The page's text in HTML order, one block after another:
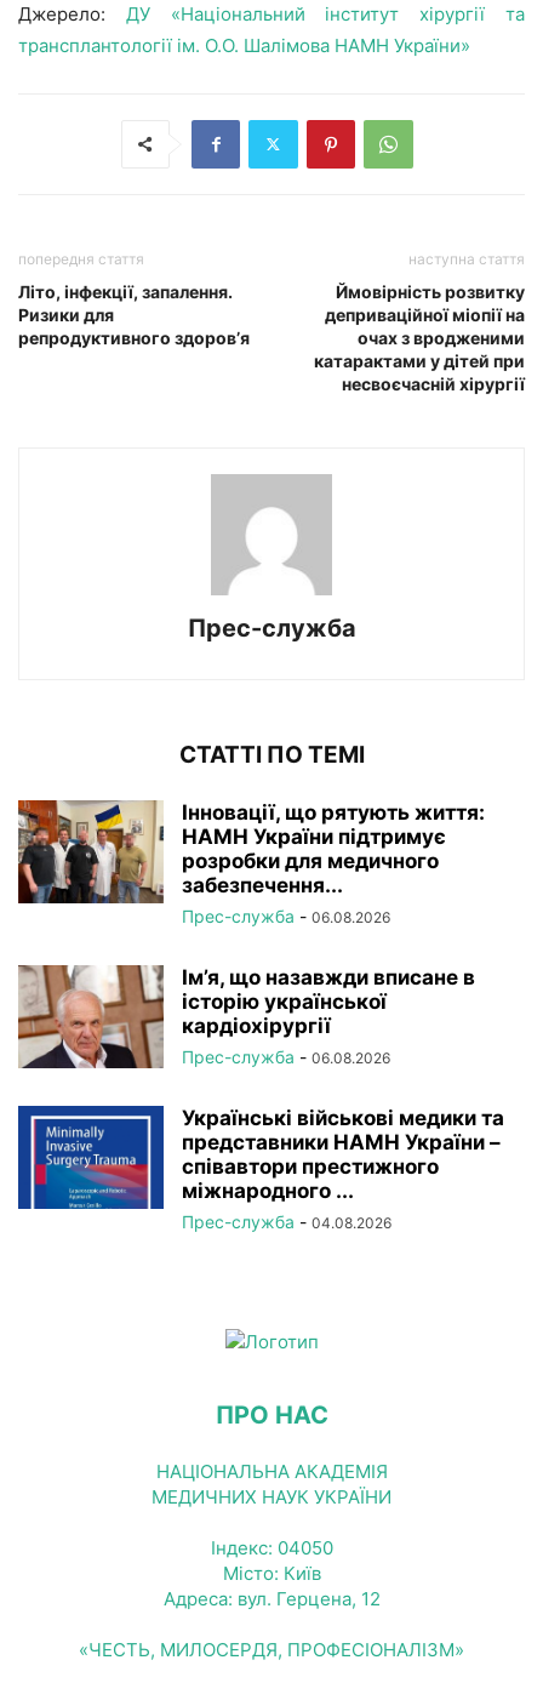
Джерело: ДУ «Національний інститут хірургії та
трансплантології ім. О.О. Шалімова НАМН України»
попередня стаття
Літо, інфекції, запалення.
Ризики для
репродуктивного здоровʼя
наступна стаття
Ймовірність розвитку
деприваційної міопії на
очах з вродженими
катарактами у дітей при
несвоєчасній хірургії
Прес-служба
СТАТТІ ПО ТЕМІ
Інновації, що рятують життя:
НАМН України підтримує
розробки для медичного
забезпечення...
Прес-служба - 06.08.2026
Ім’я, що назавжди вписане в
історію української
кардіохірургії
Прес-служба - 06.08.2026
Українські військові медики та
представники НАМН України –
співавтори престижного
міжнародного ...
Прес-служба - 04.08.2026
ПРО НАС
НАЦІОНАЛЬНА АКАДЕМІЯ
МЕДИЧНИХ НАУК УКРАЇНИ
Індекс: 04050
Місто: Київ
Адреса: вул. Герцена, 12
«ЧЕСТЬ, МИЛОСЕРДЯ, ПРОФЕСІОНАЛІЗМ»